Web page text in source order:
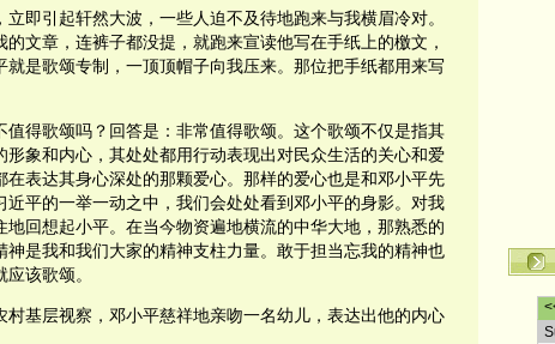
即引起轩然大波，一些人迫不及待地跑来与我横眉冷对。
文章，连裤子都没提，就跑来宣读他写在手纸上的檄文，
是歌颂专制，一顶顶帽子向我压来。那位把手纸都用来写
得歌颂吗？回答是：非常值得歌颂。这个歌颂不仅是指其
象和内心，其处处都用行动表现出对民众生活的关心和爱
表达其身心深处的那颗爱心。那样的爱心也是和邓小平先
平的一举一动之中，我们会处处看到邓小平的身影。对我
回想起小平。在当今物资遍地横流的中华大地，那熟悉的
是我和我们大家的精神支柱力量。敢于担当忘我的精神也
该歌颂。
基层视察，邓小平慈祥地亲吻一名幼儿，表达出他的内心